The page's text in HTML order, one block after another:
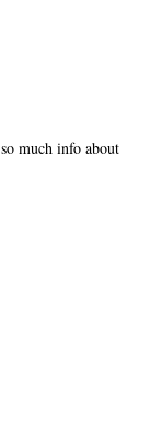
much info about